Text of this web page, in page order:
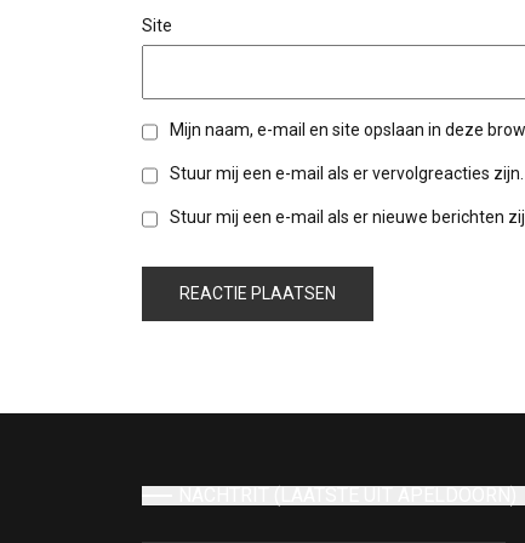
Site
Mijn naam, e-mail en site opslaan in deze
Stuur mij een e-mail als er vervolgreacties zijn.
Stuur mij een e-mail als er nieuwe berichten